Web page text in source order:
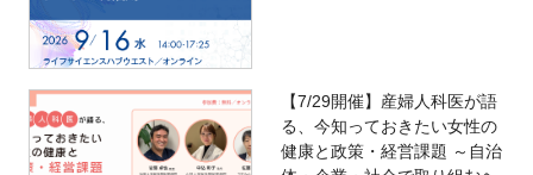
【7/29開催】産婦人科医が語
る、今知っておきたい女性の
健康と政策・経営課題 ～自治